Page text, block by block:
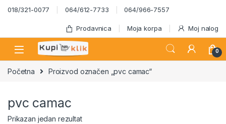
Skip to navigation
Skip to content
018/321-0077 064/612-7733 064/966-7557
Prodavnica Moja korpa Moj nalog
0
Početna Proizvod označen „pvc camac“
pvc camac
Prikazan jedan rezultat